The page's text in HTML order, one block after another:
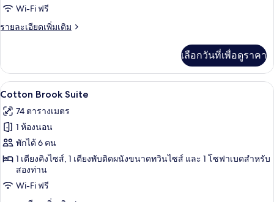
Room
King
Wi-Fi ฟรี
รายละเอียดเพิ่มเติม
ราย
เกี่ยว
กับ
Executive
King
เลือกวันที่เพื่อดูราคา
เปิด
ภาพถ่าย
ทั้งหมด
ของ
Cotton
Brook
Suite
เครื่องนอนป้องกันสารก่อภูมิแพ้, เตียง
4
Cotton Brook Suite
74 ตารางเมตร
1 ห้องนอน
พักได้ 6 คน
1 เตียงคิงไซส์, 1 เตียงพับติดผนังขนาดทวินไซส์ และ 1 โซฟาเบดสำหรับ
สองท่าน
Wi-Fi ฟรี